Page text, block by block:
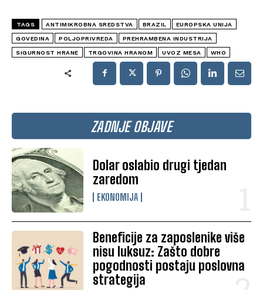
ZADNJE OBJAVE
Dolar oslabio drugi tjedan
zaredom
EKONOMIJA
Beneficije za zaposlenike više
nisu luksuz: Zašto dobre
pogodnosti postaju poslovna
strategija
TAGS ANTIMIKROBNA SREDSTVA BRAZIL EUROPSKA UNIJA
GOVEDINA POLJOPRIVREDA PREHRAMBENA INDUSTRIJA
SIGURNOST HRANE TRGOVINA HRANOM UVOZ MESA WHO